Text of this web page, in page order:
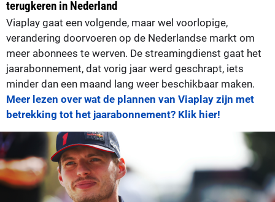
terugkeren in Nederland
Viaplay gaat een volgende, maar wel voorlopige,
verandering doorvoeren op de Nederlandse markt om
meer abonnees te werven. De streamingdienst gaat het
jaarabonnement, dat vorig jaar werd geschrapt, iets
minder dan een maand lang weer beschikbaar maken.
Meer lezen over wat de plannen van Viaplay zijn met
betrekking tot het jaarabonnement? Klik hier!